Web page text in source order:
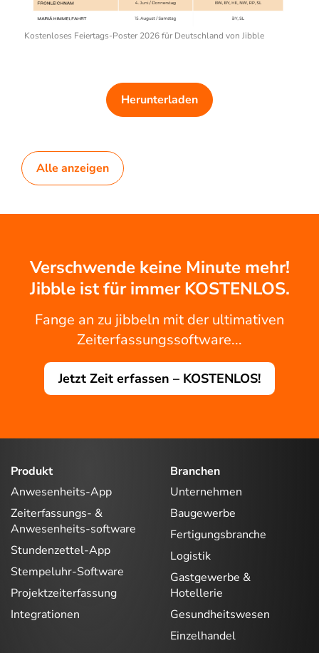
Kostenloses Feiertags-Poster 2026 für Deutschland von Jibble
Herunterladen
Alle anzeigen
Verschwende keine Minute mehr!
Jibble ist für immer KOSTENLOS.
Fange an zu jibbeln mit der ultimativen
Zeiterfassungssoftware...
Jetzt Zeit erfassen – KOSTENLOS!
Produkt
Anwesenheits-App
Zeiterfassungs- &
Anwesenheits-software
Stundenzettel-App
Stempeluhr-Software
Projektzeiterfassung
Integrationen
Branchen
Unternehmen
Baugewerbe
Fertigungsbranche
Logistik
Gastgewerbe &
Hotellerie
Gesundheitswesen
Einzelhandel